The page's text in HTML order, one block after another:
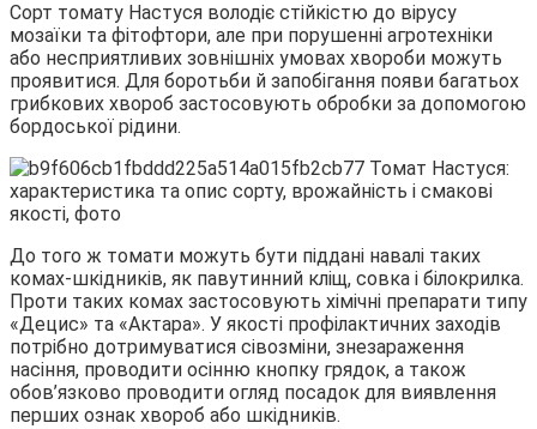
Сорт томату Настуся володіє стійкістю до вірусу
мозаїки та фітофтори, але при порушенні агротехніки
або несприятливих зовнішніх умовах хвороби можуть
проявитися. Для боротьби й запобігання появи багатьох
грибкових хвороб застосовують обробки за допомогою
бордоської рідини.
До того ж томати можуть бути піддані навалі таких
комах-шкідників, як павутинний кліщ, совка і білокрилка.
Проти таких комах застосовують хімічні препарати типу
«Децис» та «Актара». У якості профілактичних заходів
потрібно дотримуватися сівозміни, знезараження
насіння, проводити осінню кнопку грядок, а також
обов’язково проводити огляд посадок для виявлення
перших ознак хвороб або шкідників.